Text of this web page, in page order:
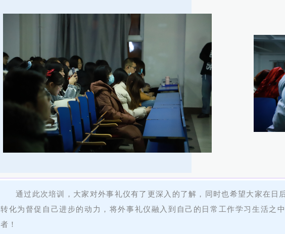
通过此次培训，大家对外事礼仪有了更深入的了解，同时也希望大家在日
转化为督促自己进步的动力，将外事礼仪融入到自己的日常工作学习生活之
者！